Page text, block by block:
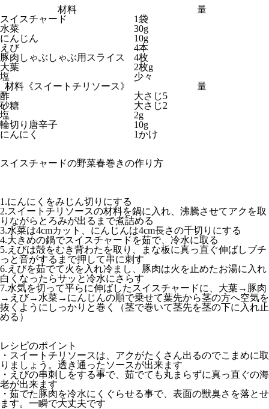
材料
量
スイスチャード
1袋
水菜
30g
にんじん
10g
えび
4本
豚肉しゃぶしゃぶ用スライス
4枚
大葉
2枚g
塩
少々
材料《スイートチリソース》
量
酢
大さじ5
砂糖
大さじ2
塩
2g
輪切り唐辛子
10g
にんにく
1かけ
スイスチャードの野菜春巻きの作り方
1.にんにくをみじん切りにする
2.スイートチリソースの材料を鍋に入れ、沸騰させてアクを取
りながらとろみが出るまで煮詰める
3.水菜は4cmカット、にんじんは4cm長さの千切りにする
4.大きめの鍋でスイスチャードを茹で、冷水に取る
5.えびは殻をむき背わたを取り、まな板に真っ直ぐ伸ばしブチ
っと音がするまで押して串に刺す
6.えびを茹でて火を入れ冷まし、豚肉は火を止めたお湯に入れ
白くなったらサッと冷水にさらす
7.水気を切って平らに伸ばしたスイスチャードに、大葉→豚肉
→えび→水菜→にんじんの順で乗せて葉先から茎の方へ空気を
抜くようにしっかりと巻く（茎で巻いて茎先を茎の下に入れ止
める）
レシピのポイント
・スイートチリソースは、アクがたくさん出るのでこまめに取
りましょう。透き通ったソースが出来ます
・えびの串刺しをする事で、茹でても丸まらずに真っ直ぐの海
老が出来ます
・茹でた豚肉を冷水にくぐらせる事で、表面の獣臭さを落とせ
ます。一瞬で大丈夫です